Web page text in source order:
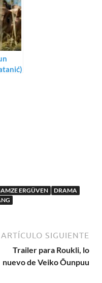
ERGÜVEN
DRAMA
ARTÍCULO SIGUIENTE
Trailer para Roukli, lo
nuevo de Veiko Õunpuu